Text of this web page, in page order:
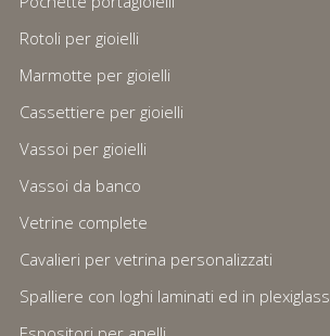
Rotoli per gioielli
Marmotte per gioielli
Cassettiere per gioielli
Vassoi per gioielli
Vassoi da banco
Vetrine complete
Cavalieri per vetrina personalizzati
Spalliere con loghi laminati ed in plexiglass